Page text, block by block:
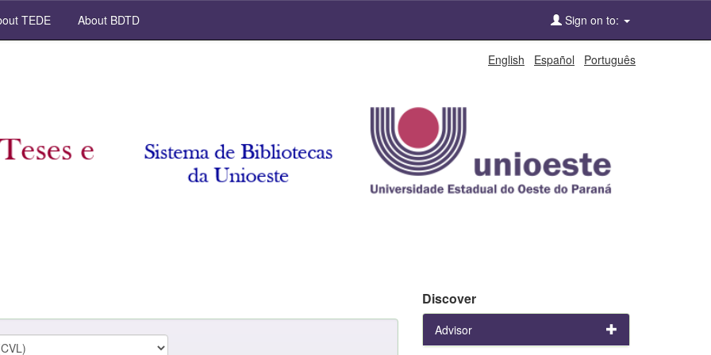
TEDE About BDTD Sign on to:
English Español Português
Discover
Advisor